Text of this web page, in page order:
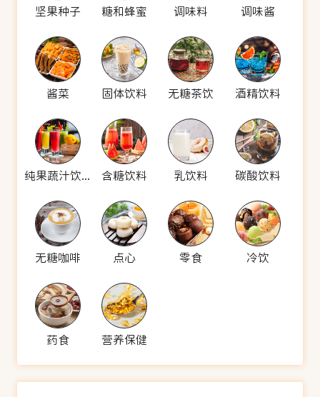
坚果种子 糖和蜂蜜 调味料 调味酱
酱菜 固体饮料 无糖茶饮 酒精饮料
纯果蔬汁饮料 含糖饮料 乳饮料 碳酸饮料
无糖咖啡 点心 零食 冷饮
药食 营养保健